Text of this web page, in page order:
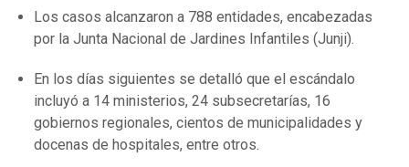
Los casos alcanzaron a 788 entidades, encabezadas
por la Junta Nacional de Jardines Infantiles (Junji).
En los días siguientes se detalló que el escándalo
incluyó a 14 ministerios, 24 subsecretarías, 16
gobiernos regionales, cientos de municipalidades y
docenas de hospitales, entre otros.